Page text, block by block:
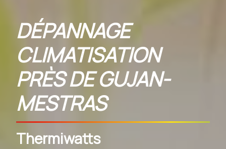
DÉPANNAGE
CLIMATISATION
PRÈS DE GUJAN-
MESTRAS
Thermiwatts